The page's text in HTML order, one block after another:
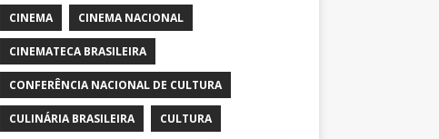
CINEMA CINEMA NACIONAL
CINEMATECA BRASILEIRA
CONFERÊNCIA NACIONAL DE CULTURA
CULINÁRIA BRASILEIRA CULTURA